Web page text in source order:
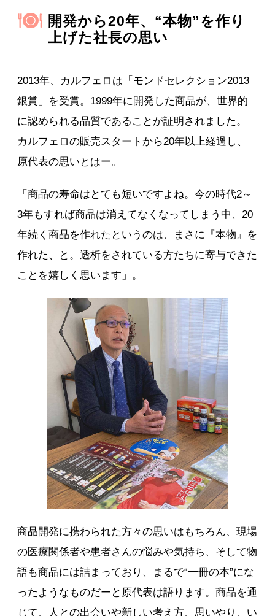
開発から20年、“本物”を作り
上げた社長の思い
2013年、カルフェロは「モンドセレクション2013
銀賞」を受賞。1999年に開発した商品が、世界的
に認められる品質であることが証明されました。
カルフェロの販売スタートから20年以上経過し、
原代表の思いとはー。
「商品の寿命はとても短いですよね。今の時代2～
3年もすれば商品は消えてなくなってしまう中、20
年続く商品を作れたというのは、まさに『本物』を
作れた、と。透析をされている方たちに寄与できた
ことを嬉しく思います」。
商品開発に携わられた方々の思いはもちろん、現場
の医療関係者や患者さんの悩みや気持ち、そして物
語も商品には詰まっており、まるで“一冊の本”にな
ったようなものだーと原代表は語ります。商品を通
じて、人との出会いや新しい考え方、思いやり、い